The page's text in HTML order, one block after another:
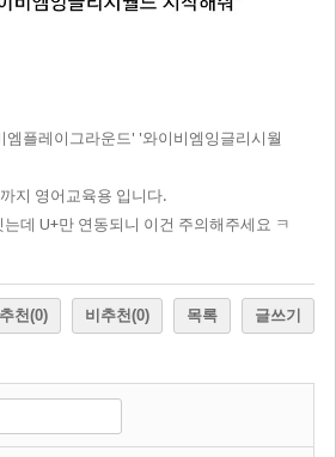
플레이그라운드' '와이비엠잉글리시월
지 영어교육용 입니다.
데 U+만 연동되니 이건 주의해주세요 ㅋ
추천(0) 비추천(0) 목록 글쓰기